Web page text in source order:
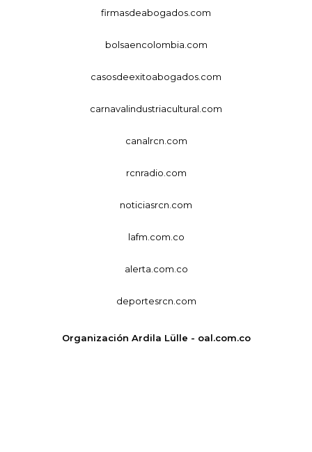
firmasdeabogados.com
bolsaencolombia.com
casosdeexitoabogados.com
carnavalindustriacultural.com
canalrcn.com
rcnradio.com
noticiasrcn.com
lafm.com.co
alerta.com.co
deportesrcn.com
Organización Ardila Lülle - oal.com.co